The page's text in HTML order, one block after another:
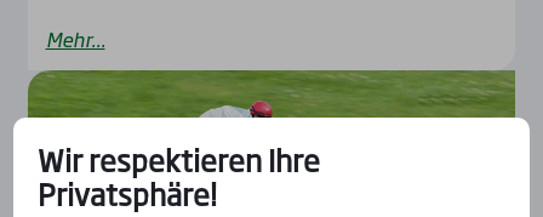
Mehr...
Wir respektieren Ihre
Privatsphäre!